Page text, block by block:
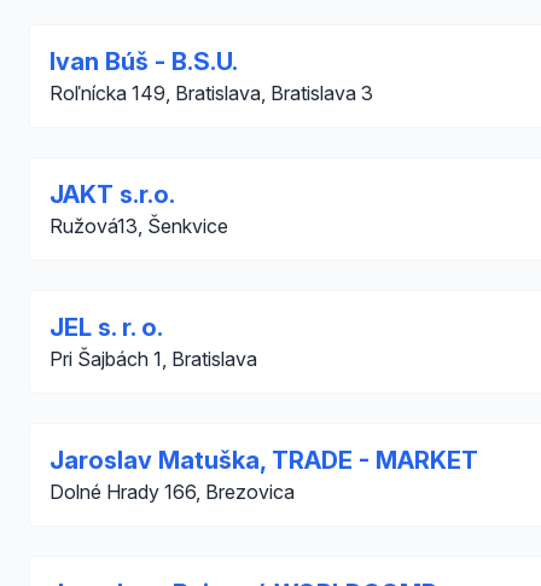
Ivan Búš - B.S.U.
Roľnícka 149, Bratislava, Bratislava 3
JAKT s.r.o.
Ružová13, Šenkvice
JEL s. r. o.
Pri Šajbách 1, Bratislava
Jaroslav Matuška, TRADE - MARKET
Dolné Hrady 166, Brezovica